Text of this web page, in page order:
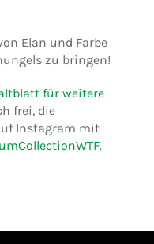
Elan und Farbe
zu bringen!
für weitere
frei, die
Instagram mit
.